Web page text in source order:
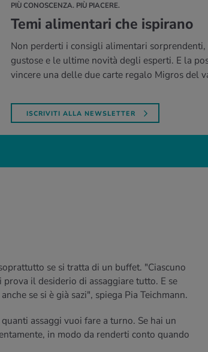
PIÙ CONOSCENZA. PIÙ PIACERE.
Temi alimentari che ispirano
Non perderti i consigli alimentari
gustose e le ultime novità degli esperti. E la
vincere una delle due carte regalo Migros del
ISCRIVITI ALLA NEWSLETTER
se si tratta di un buffet. "Ciascuno
il desiderio di assaggiare tutto. E se
se si è già sazi", spiega Pia Teichmann.
assaggi vuoi fare a turno. Se hai un
in modo da renderti conto quando